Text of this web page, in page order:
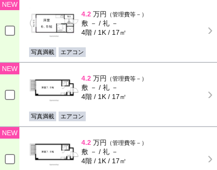
NEW
4.2 万円 （管理費等－）
敷 － / 礼 －
4階 / 1K / 17㎡
写真満載 エアコン
NEW
4.2 万円 （管理費等－）
敷 － / 礼 －
4階 / 1K / 17㎡
写真満載 エアコン
NEW
4.2 万円 （管理費等－）
敷 － / 礼 －
4階 / 1K / 17㎡